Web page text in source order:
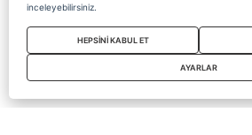
inceleyebilirsiniz.
HEPSİNİ KABUL ET
AYARLAR